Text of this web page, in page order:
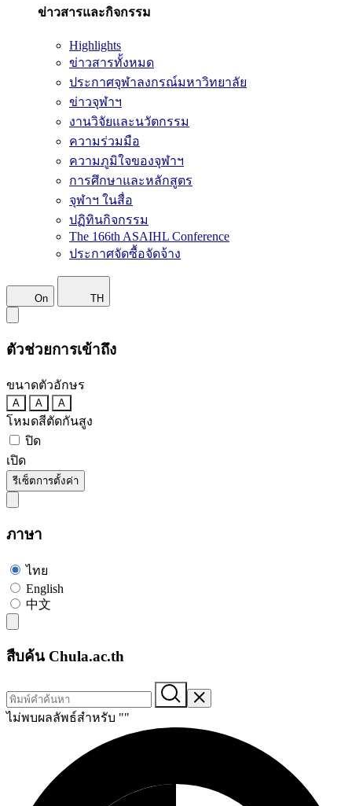
ข่าวสารและกิจกรรม
Highlights
ข่าวสารทั้งหมด
ประกาศจุฬาลงกรณ์มหาวิทยาลัย
ข่าวจุฬาฯ
งานวิจัยและนวัตกรรม
ความร่วมมือ
ความภูมิใจของจุฬาฯ
การศึกษาและหลักสูตร
จุฬาฯ ในสื่อ
ปฏิทินกิจกรรม
The 166th ASAIHL Conference
ประกาศจัดซื้อจัดจ้าง
On TH
ตัวช่วยการเข้าถึง
ขนาดตัวอักษร
A A A
โหมดสีตัดกันสูง
ปิด
เปิด
รีเซ็ตการตั้งค่า
ภาษา
ไทย
English
中文
สืบค้น Chula.ac.th
ไม่พบผลลัพธ์สำหรับ ""